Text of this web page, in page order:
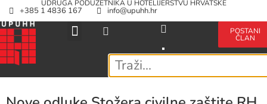
UDRUGA PODUZETNIKA U HOTELIJERSTVU HRVATSKE
+385 1 4836 167 info@upuhh.hr
POSTANI
ČLAN